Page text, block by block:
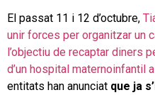
El passat 11 i 12 d’octubre,
unir forces per organitzar un
l’objectiu de recaptar diners
d’un hospital maternoinfantil
entitats han anunciat que ja